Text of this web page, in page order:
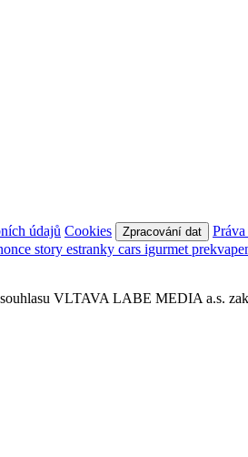
údajů Cookies Zpracování dat
story estranky cars igurmet
VLTAVA LABE MEDIA a.s.